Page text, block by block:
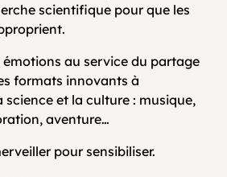
scientifique pour que les
au service du partage
formats innovants à
science et la culture : musique,
aventure…
pour sensibiliser.